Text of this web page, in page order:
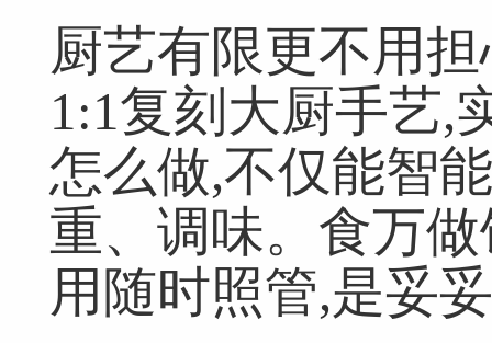
厨艺有限更不用
1:1复刻大厨手艺,
怎么做,不仅能智
重、调味。食万
用随时照管,是妥